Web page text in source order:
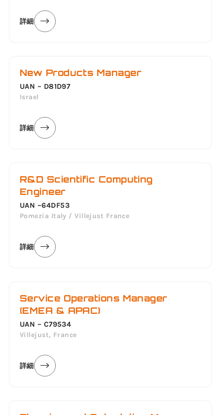
詳細
New Products Manager
UAN – D81D97
Israel
詳細
R&D Scientific Computing
Engineer
UAN –64DF53
Pomezia Italy / Villejust France
詳細
Service Operations Manager
(EMEA & APAC)
UAN – C79534
Villejust, France
詳細